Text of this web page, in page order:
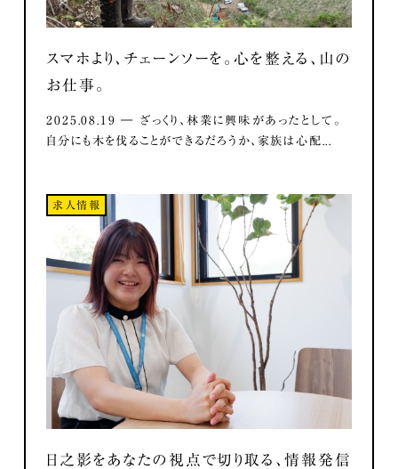
スマホより、チェーンソーを。心を整える、山の
お仕事。
2025.08.19 ― ざっくり、林業に興味があったとして。
自分にも木を伐ることができるだろうか、家族は心配...
求人情報
日之影をあなたの視点で切り取る、情報発信